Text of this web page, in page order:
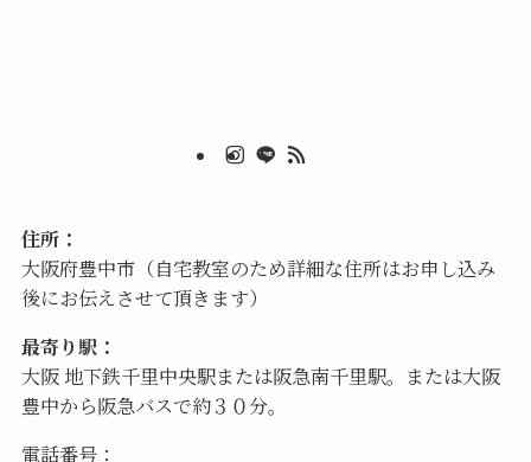
住所：
大阪府豊中市（自宅教室のため詳細な住所はお申し込み
後にお伝えさせて頂きます）
最寄り駅：
大阪 地下鉄千里中央駅または阪急南千里駅。または大阪
豊中から阪急バスで約３０分。
電話番号：